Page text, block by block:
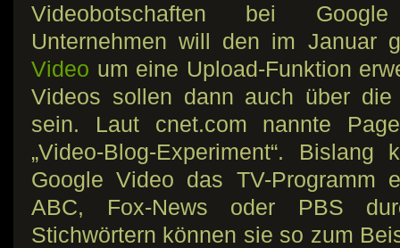
Videobotschaften bei
Unternehmen will den im Januar
Video um eine Upload-Funktion
Videos sollen dann auch über
sein. Laut cnet.com nannte
„Video-Blog-Experiment“. Bislang
Google Video das TV-Programm
ABC, Fox-News oder PBS
Stichwörtern können sie so zum